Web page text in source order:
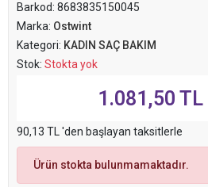
Barkod: 8683835150045
Marka: Ostwint
Kategori: KADIN SAÇ BAKIM
Stok: Stokta yok
1.081,50 TL
90,13 TL 'den başlayan taksitlerle
Ürün stokta bulunmamaktadır.